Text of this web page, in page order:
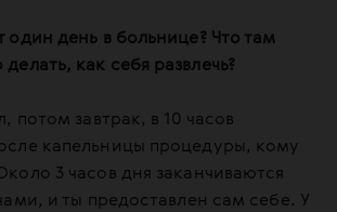
один день в больнице? Что там
как себя развлечь?
потом завтрак, в 10 часов
капельницы процедуры, кому
3 часов дня заканчиваются
и ты предоставлен сам себе. У